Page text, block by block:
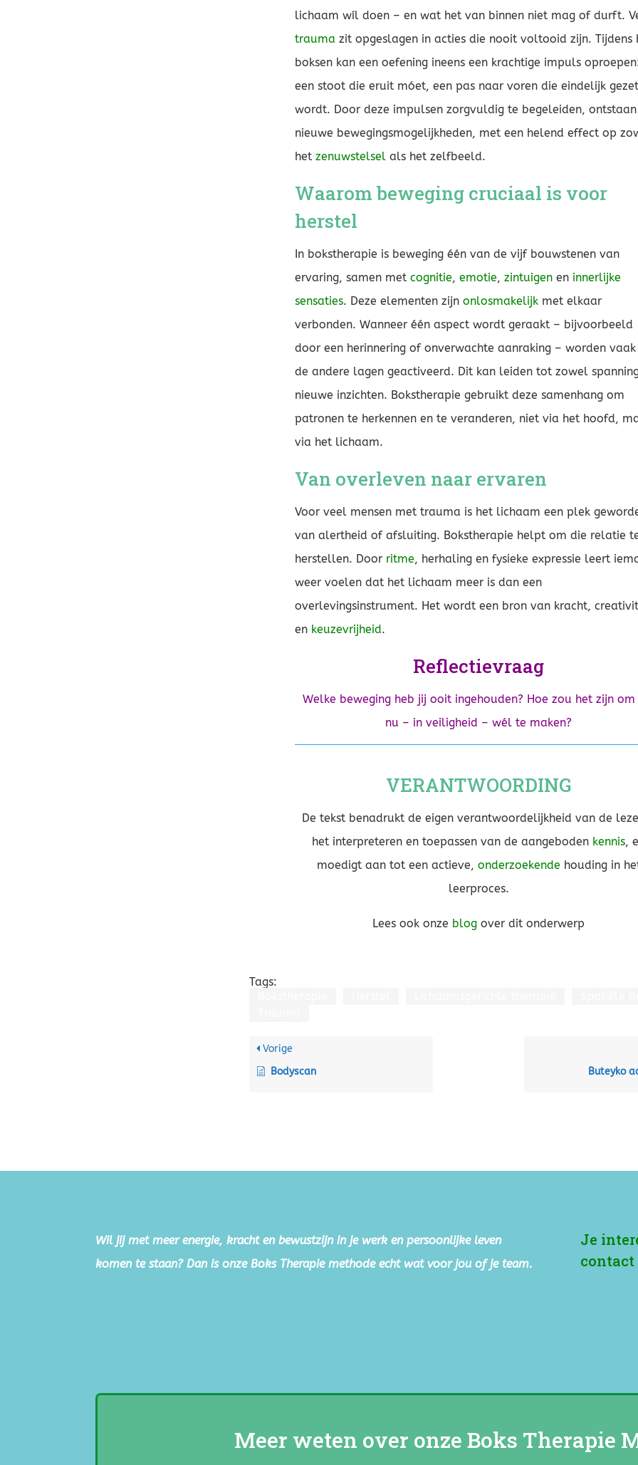
lichaam wíl doen – en wat het van binnen niet mag of durft.
trauma zit opgeslagen in acties die nooit voltooid zijn. Tijdens
boksen kan een oefening ineens een krachtige impuls
een stoot die eruit móet, een pas naar voren die eindelijk gezet
wordt. Door deze impulsen zorgvuldig te begeleiden, ontstaan
nieuwe bewegingsmogelijkheden, met een helend effect op
hetzenuwstelsel als het zelfbeeld.
Waarom beweging cruciaal is voor
herstel
In bokstherapie is beweging één van de vijf bouwstenen van
ervaring, samen metcognitie,emotie,zintuigen en innerlijke
sensaties. Deze elementen zijnonlosmakelijk met elkaar
verbonden. Wanneer één aspect wordt geraakt – bijvoorbeeld
door een herinnering of onverwachte aanraking – worden
de andere lagen geactiveerd. Dit kan leiden tot zowel
nieuwe inzichten. Bokstherapie gebruikt deze samenhang om
patronen te herkennen en te veranderen, niet via het hoofd,
via het lichaam.
Van overleven naar ervaren
Voor veel mensen met trauma is het lichaam een plek
van alertheid of afsluiting. Bokstherapie helpt om die relatie
herstellen. Door ritme, herhaling en fysieke expressie leert
weer voelen dat het lichaam meer is dan een
overlevingsinstrument. Het wordt een bron van kracht,
en keuzevrijheid.
Reflectievraag
Welke beweging heb jij ooit ingehouden? Hoe zou het zijn om
nu – in veiligheid – wél te maken?
VERANTWOORDING
De tekst benadrukt de eigen verantwoordelijkheid van de
het interpreteren en toepassen van de aangeboden kennis,
moedigt aan tot een actieve, onderzoekende houding in
leerproces.
Lees ook onze blog over dit onderwerp
Tags:
Vorige
Bodyscan
Buteyko
Wil jij met meer energie, kracht en bewustzijn in je werk en persoonlijke leven
komen te staan? Dan is onze Boks Therapie methode echt wat voor jou of je team.
Je
contact
Meer weten over onze Boks Therapie